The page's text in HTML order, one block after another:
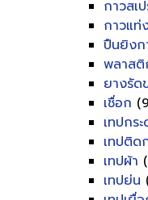
กาวสเ
กาวแท่
ปืนยิงก
พลาสติ
ยางรัด
เชื่อก
เทปกร
เทปติด
เทปผ้า
เทปย่น